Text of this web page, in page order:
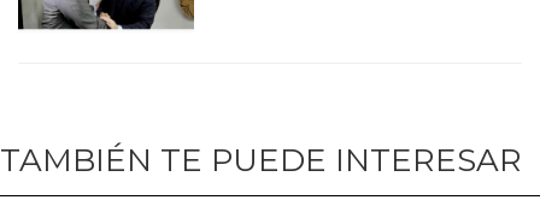
TAMBIÉN TE PUEDE INTERESAR